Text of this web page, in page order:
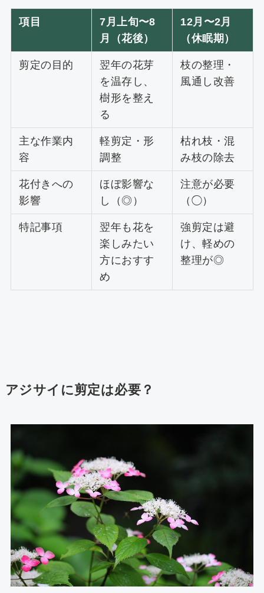
項目
7月上旬〜8
月（花後）
12月〜2月
（休眠期）
剪定の目的
翌年の花芽
を温存し、
樹形を整え
る
枝の整理・
風通し改善
主な作業内
容
軽剪定・形
調整
枯れ枝・混
み枝の除去
花付きへの
影響
ほぼ影響な
し（◎）
注意が必要
（◯）
特記事項
翌年も花を
楽しみたい
方におすす
め
強剪定は避
け、軽めの
整理が◎
アジサイに剪定は必要？